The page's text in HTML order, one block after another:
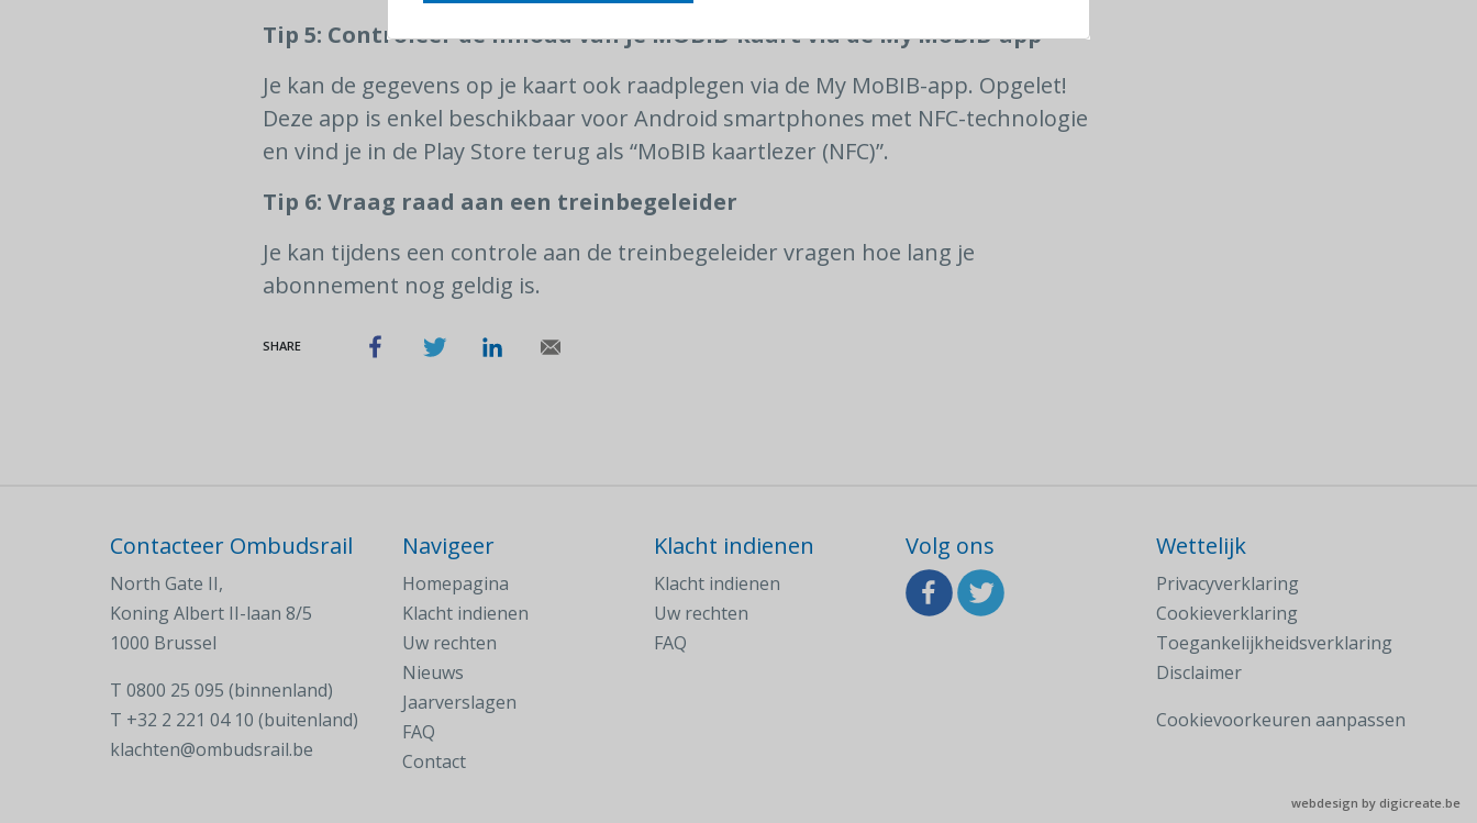
Tip 5: Controleer de inhoud van je MOBIB-kaart via de My MoBIB-app
Je kan de gegevens op je kaart ook raadplegen via de My MoBIB-app. Opgelet!
Deze app is enkel beschikbaar voor Android smartphones met NFC-technologie
en vind je in de Play Store terug als “MoBIB kaartlezer (NFC)”.
Tip 6: Vraag raad aan een treinbegeleider
Je kan tijdens een controle aan de treinbegeleider vragen hoe lang je
abonnement nog geldig is.
SHARE
Contacteer Ombudsrail
North Gate II,
Koning Albert II-laan 8/5
1000 Brussel
T 0800 25 095 (binnenland)
T +32 2 221 04 10 (buitenland)
klachten@ombudsrail.be
Navigeer
Homepagina
Klacht indienen
Uw rechten
Nieuws
Jaarverslagen
FAQ
Contact
Klacht indienen
Klacht indienen
Uw rechten
FAQ
Volg ons Wettelijk
Privacyverklaring
Cookieverklaring
Toegankelijkheidsverklaring
Disclaimer
Cookievoorkeuren aanpassen
webdesign by digicreate.be